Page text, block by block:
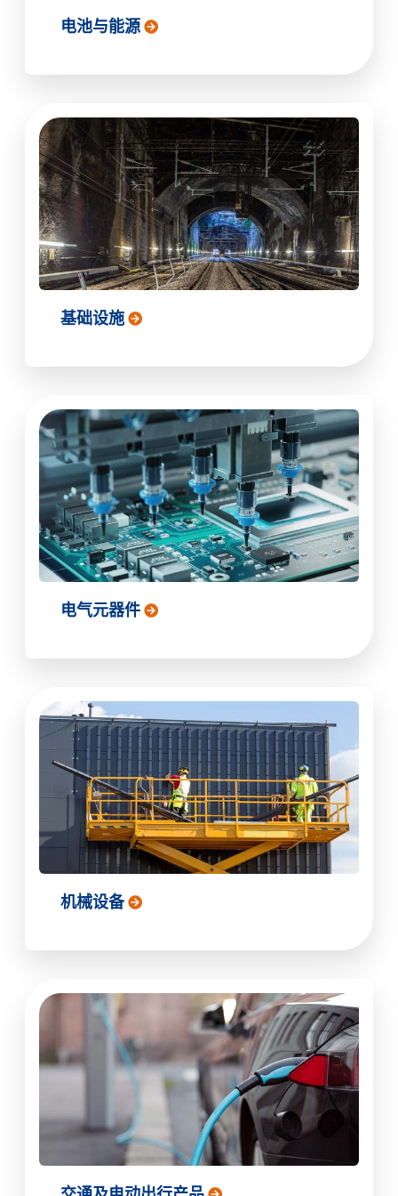
电池与能源
基础设施
电气元器件
机械设备